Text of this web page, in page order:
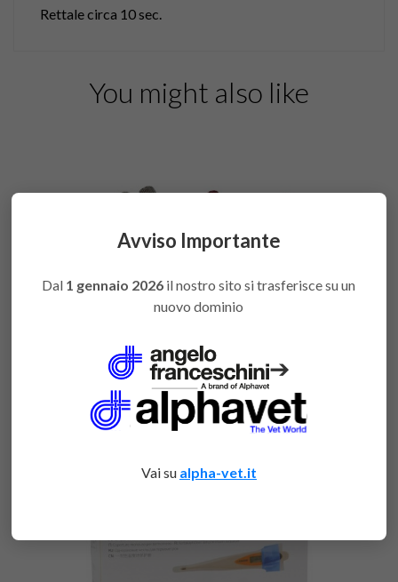
Rettale circa 10 sec.
You might also like
Portatermometri da taschino 3 posti
Avviso Importante
Dal 1 gennaio 2026 il nostro sito si trasferisce su un
nuovo dominio
➔
Vai su alpha-vet.it